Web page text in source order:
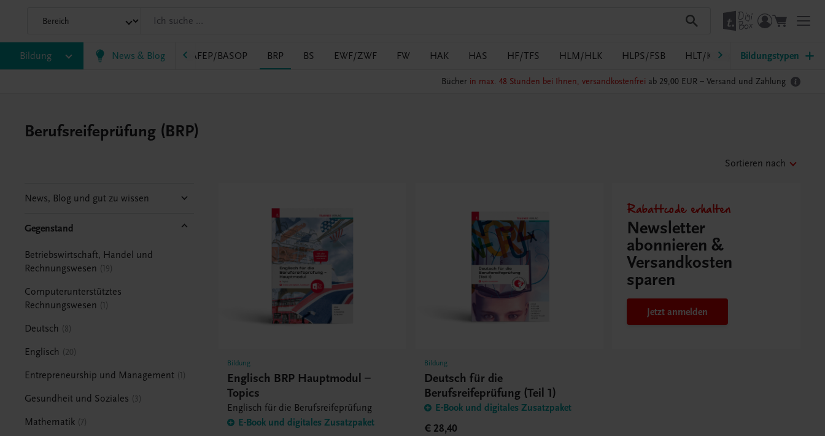
Bildung News & Blog
VS AHS BAFEP/BASOP BRP BS EWF/ZWF FW HAK HAS HF/TFS HLM/HLK HLPS/FSB HLT/Kolleg HLW HTL/FS
Bildungstypen
Bücher in max. 48 Stunden bei Ihnen, versandkostenfrei ab 29,00 EUR – Versand und Zahlung
Berufsreifeprüfung (BRP)
Sortieren nach
News, Blog und gut zu wissen
Gegenstand
Betriebswirtschaft, Handel und
Rechnungswesen
19
Computerunterstütztes
Rechnungswesen
1
Deutsch 8
Englisch 20
Entrepreneurship und Management 1
Gesundheit und Soziales 3
Mathematik 7
Bildung
Englisch BRP Hauptmodul –
Topics
Englisch für die Berufsreifeprüfung
E-Book und digitales Zusatzpaket
Bildung
Deutsch für die
Berufsreifeprüfung (Teil 1)
E-Book und digitales Zusatzpaket
€ 28,40
Rabattcode erhalten
Newsletter
abonnieren &
Versandkosten
sparen
Jetzt anmelden